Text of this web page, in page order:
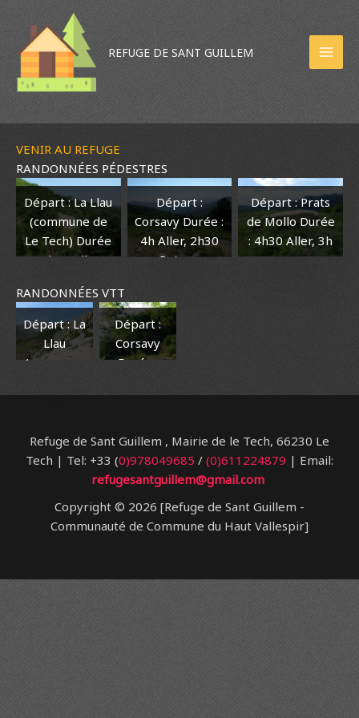
contenu
REFUGE DE SANT GUILLEM
VENIR AU REFUGE
RANDONNÉES PÉDESTRES
Départ : La Llau
(commune de
Le Tech) Durée
: 1h45 Aller,
Départ :
Corsavy Durée :
4h Aller, 2h30
Retour.
Départ : Prats
de Mollo Durée
: 4h30 Aller, 3h
Retour.
RANDONNÉES VTT
Départ : La
Llau
(commune
Tech)
1h30 la
boucle
bleu).
Départ :
Corsavy
Durée :
boucle
circuits
noir +
bleu).
Refuge de Sant Guillem , Mairie de le Tech, 66230 Le
Tech | Tel: +33 (0)978049685 / (0)611224879 | Email:
refugesantguillem@gmail.com
Copyright © 2026 [Refuge de Sant Guillem -
Communauté de Commune du Haut Vallespir]